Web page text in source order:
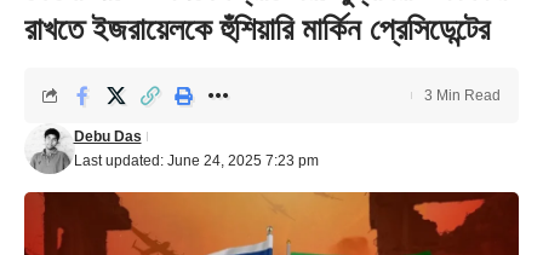
রাখতে ইজরায়েলকে হুঁশিয়ারি মার্কিন প্রেসিডেন্টের
Last updated: June 24, 2025 7:23 pm
Debu Das
3 Min Read